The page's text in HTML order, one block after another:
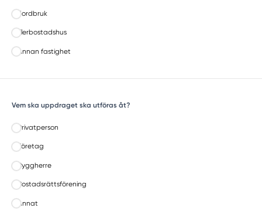
Jordbruk
Flerbostadshus
Annan fastighet
Vem ska uppdraget ska utföras åt?
Privatperson
Företag
Byggherre
Bostadsrättsförening
Annat